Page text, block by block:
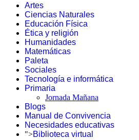
Artes
Ciencias Naturales
Educación Física
Ética y religión
Humanidades
Matemáticas
Paleta
Sociales
Tecnología e informática
Primaria
Jornada Mañana
Blogs
Manual de Convivencia
Necesidades educativas
">Biblioteca virtual